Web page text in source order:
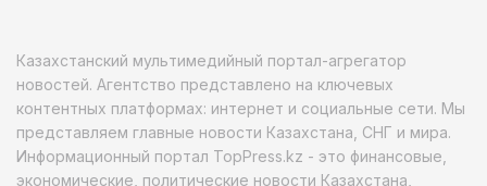
Казахстанский мультимедийный портал-агрегатор
новостей. Агентство представлено на ключевых
контентных платформах: интернет и социальные сети. Мы
представляем главные новости Казахстана, СНГ и мира.
Информационный портал TopPress.kz - это финансовые,
экономические, политические новости Казахстана,